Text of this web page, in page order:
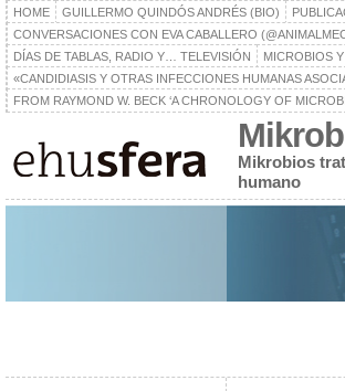
HOME GUILLERMO QUINDÓS ANDRÉS (BIO)
CONVERSACIONES CON EVA CABALLERO
DÍAS DE TABLAS, RADIO Y… TELEVISIÓN
MICROBIOS
«CANDIDIASIS Y OTRAS INFECCIONES HUMANAS
FROM RAYMOND W. BECK ‘A CHRONOLOGY OF
Mikrobios
humano